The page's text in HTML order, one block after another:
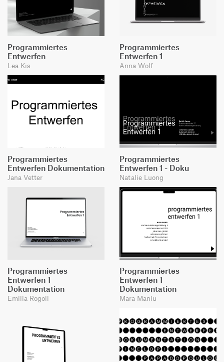
Programmiertes
Entwerfen
Lea Kis
Programmiertes
Entwerfen 1
Anna Wolf
Programmiertes
Entwerfen Dokumentation
Jana Vetter
Programmiertes
Entwerfen 1 - Doku
Natalie Luong
Programmiertes
Entwerfen 1
Dokumentation
Emilia Rogoll
Programmiertes
Entwerfen 1
Dokumentation
Mara Maniu